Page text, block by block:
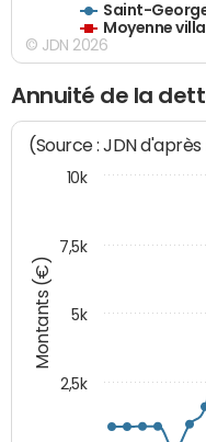
Saint-
Moyenne
© JDN 2026
Annuité de la
Montants (€)
(Source : JDN
2,5k
5k
7,5k
10k